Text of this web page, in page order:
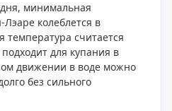
минимальная
колеблется в
температура считается
для купания в
движении в воде можно
без сильного